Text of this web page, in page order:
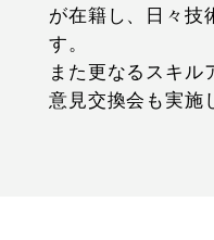
が在籍し、日々技
す。
また更なるスキル
意見交換会も実施